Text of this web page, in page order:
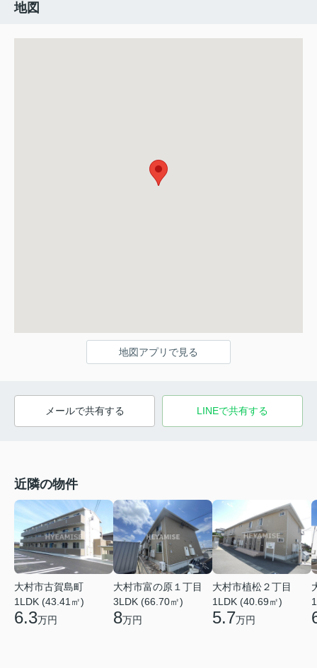
地図
地図アプリで見る
メールで共有する LINEで共有する
近隣の物件
大村市古賀島町
1LDK (43.41㎡)
6.3万円
大村市富の原１丁目
3LDK (66.70㎡)
8万円
大村市植松２丁目
1LDK (40.69㎡)
5.7万円